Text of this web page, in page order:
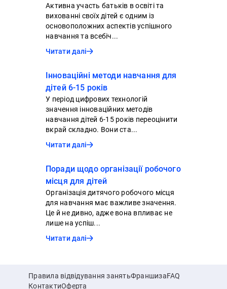
Активна участь батьків в освіті та
вихованні своїх дітей є одним із
основоположних аспектів успішного
навчання та всебіч...
Читати далі
Інноваційні методи навчання для
дітей 6-15 років
У період цифрових технологій
значення інноваційних методів
навчання дітей 6-15 років переоцінити
вкрай складно. Вони ста...
Читати далі
Поради щодо організації робочого
місця для дітей
Організація дитячого робочого місця
для навчання має важливе значення.
Це й не дивно, адже вона впливає не
лише на успіш...
Читати далі
Правила відвідування занятьФраншизаFAQ
КонтактиОферта